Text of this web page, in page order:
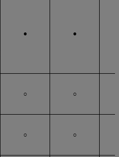
● ●
○ ○
○ ○